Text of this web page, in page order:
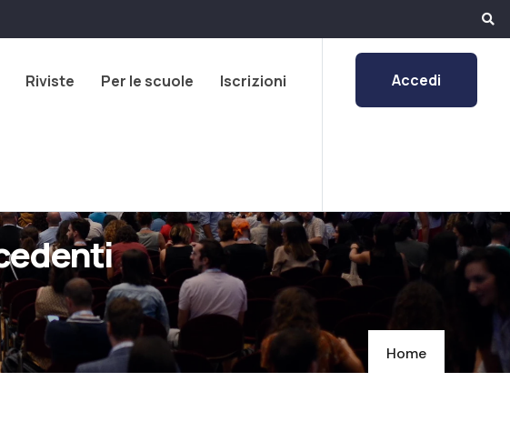
Riviste Per le scuole Iscrizioni Accedi
Home